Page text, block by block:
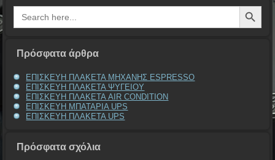
Search
for:
Search Button
Πρόσφατα άρθρα
ΕΠΙΣΚΕΥΗ ΠΛΑΚΕΤΑ ΜΗΧΑΝΗΣ ESPRESSO
ΕΠΙΣΚΕΥΗ ΠΛΑΚΕΤΑ ΨΥΓΕΙΟΥ
ΕΠΙΣΚΕΥΗ ΠΛΑΚΕΤΑ AIR CONDITION
ΕΠΙΣΚΕΥΗ ΜΠΑΤΑΡΙΑ UPS
ΕΠΙΣΚΕΥΗ ΠΛΑΚΕΤΑ UPS
Πρόσφατα σχόλια